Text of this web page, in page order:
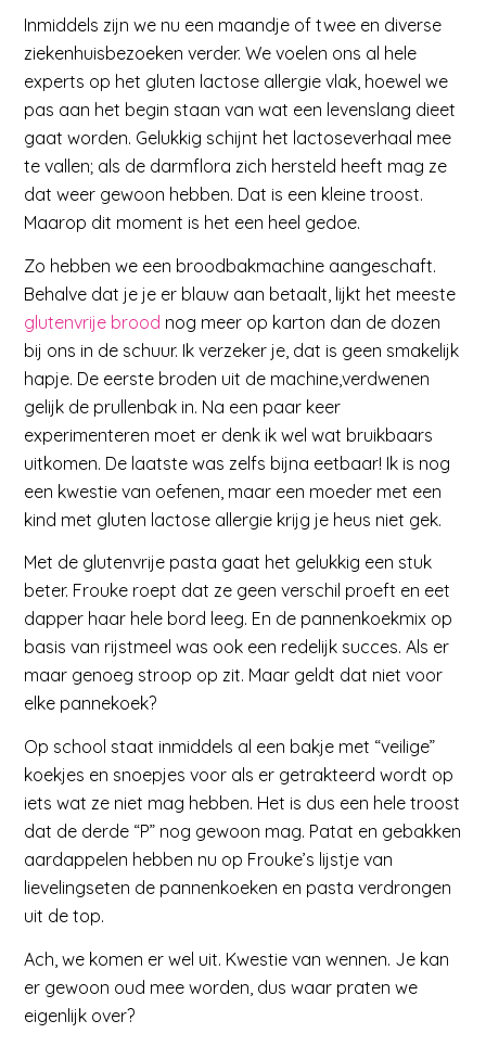
Inmiddels zijn we nu een maandje of twee en diverse
ziekenhuisbezoeken verder. We voelen ons al hele
experts op het gluten lactose allergie vlak, hoewel we
pas aan het begin staan van wat een levenslang dieet
gaat worden. Gelukkig schijnt het lactoseverhaal mee
te vallen; als de darmflora zich hersteld heeft mag ze
dat weer gewoon hebben. Dat is een kleine troost.
Maarop dit moment is het een heel gedoe.
Zo hebben we een broodbakmachine aangeschaft.
Behalve dat je je er blauw aan betaalt, lijkt het meeste
glutenvrije brood nog meer op karton dan de dozen
bij ons in de schuur. Ik verzeker je, dat is geen smakelijk
hapje. De eerste broden uit de machine,verdwenen
gelijk de prullenbak in. Na een paar keer
experimenteren moet er denk ik wel wat bruikbaars
uitkomen. De laatste was zelfs bijna eetbaar! Ik is nog
een kwestie van oefenen, maar een moeder met een
kind met gluten lactose allergie krijg je heus niet gek.
Met de glutenvrije pasta gaat het gelukkig een stuk
beter. Frouke roept dat ze geen verschil proeft en eet
dapper haar hele bord leeg. En de pannenkoekmix op
basis van rijstmeel was ook een redelijk succes. Als er
maar genoeg stroop op zit. Maar geldt dat niet voor
elke pannekoek?
Op school staat inmiddels al een bakje met “veilige”
koekjes en snoepjes voor als er getrakteerd wordt op
iets wat ze niet mag hebben. Het is dus een hele troost
dat de derde “P” nog gewoon mag. Patat en gebakken
aardappelen hebben nu op Frouke’s lijstje van
lievelingseten de pannenkoeken en pasta verdrongen
uit de top.
Ach, we komen er wel uit. Kwestie van wennen. Je kan
er gewoon oud mee worden, dus waar praten we
eigenlijk over?